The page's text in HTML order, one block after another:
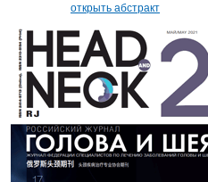
открыть абстракт